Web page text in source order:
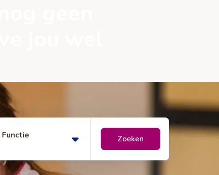
Functie Zoeken